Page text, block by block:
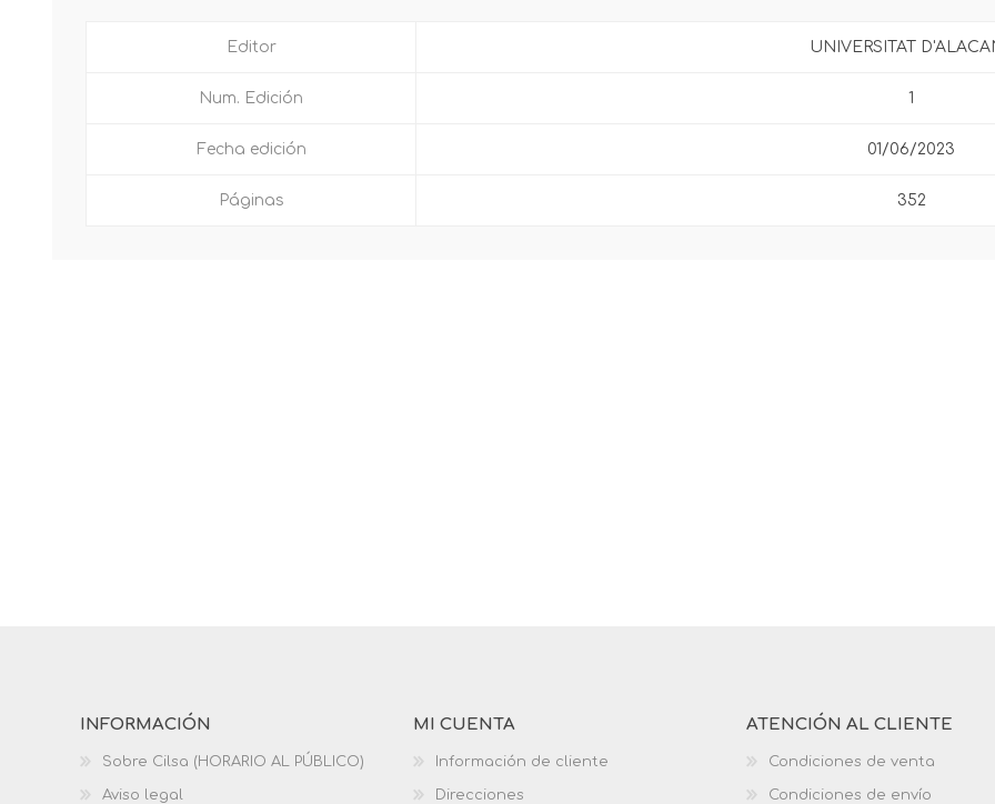
Editor UNIVERSITAT
Num. Edición 1
Fecha edición 01/06/2023
Páginas 352
INFORMACIÓN
Sobre Cilsa (HORARIO AL PÚBLICO)
Aviso legal
MI CUENTA
Información de cliente
Direcciones
ATENCIÓN AL CLIENTE
Condiciones de venta
Condiciones de envío